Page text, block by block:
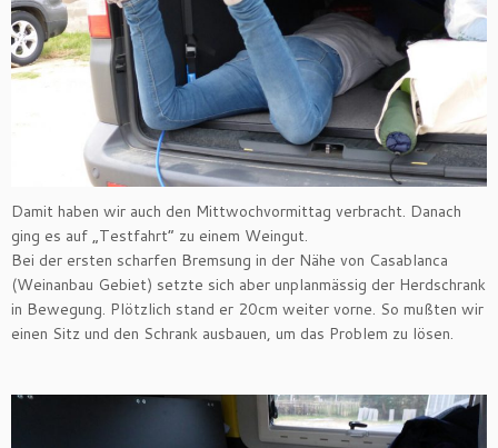
Damit haben wir auch den Mittwochvormittag verbracht. Danach
ging es auf „Testfahrt“ zu einem Weingut.
Bei der ersten scharfen Bremsung in der Nähe von Casablanca
(Weinanbau Gebiet) setzte sich aber unplanmässig der Herdschrank
in Bewegung. Plötzlich stand er 20cm weiter vorne. So mußten wir
einen Sitz und den Schrank ausbauen, um das Problem zu lösen.